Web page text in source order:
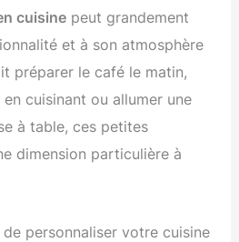
cuisine peut grandement
et à son atmosphère
préparer le café le matin,
cuisinant ou allumer une
à table, ces petites
dimension particulière à
personnaliser votre cuisine